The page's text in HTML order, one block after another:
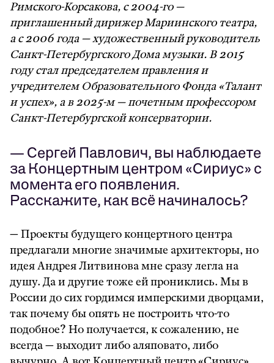
Римского-Корсакова, с 2004-го —
приглашенный дирижер Мариинского театра,
а с 2006 года — художественный руководитель
Санкт-Петербургского Дома музыки. В 2015
году стал председателем правления и
учредителем Образовательного Фонда «Талант
и успех», а в 2025-м — почетным профессором
Санкт-Петербургской консерватории.
— Сергей Павлович, вы наблюдаете
за Концертным центром «Сириус» с
момента его появления.
Расскажите, как всё начиналось?
— Проекты будущего концертного центра
предлагали многие значимые архитекторы, но
идея Андрея Литвинова мне сразу легла на
душу. Да и другие тоже ей прониклись. Мы в
России до сих гордимся имперскими дворцами,
так почему бы опять не построить что-то
подобное? Но получается, к сожалению, не
всегда — выходит либо аляповато, либо